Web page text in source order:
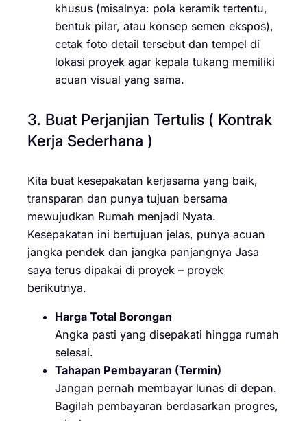
khusus (misalnya: pola keramik tertentu,
bentuk pilar, atau konsep semen ekspos),
cetak foto detail tersebut dan tempel di
lokasi proyek agar kepala tukang memiliki
acuan visual yang sama.
3. Buat Perjanjian Tertulis ( Kontrak
Kerja Sederhana )
Kita buat kesepakatan kerjasama yang baik,
transparan dan punya tujuan bersama
mewujudkan Rumah menjadi Nyata.
Kesepakatan ini bertujuan jelas, punya acuan
jangka pendek dan jangka panjangnya Jasa
saya terus dipakai di proyek – proyek
berikutnya.
Harga Total Borongan
Angka pasti yang disepakati hingga rumah
selesai.
Tahapan Pembayaran (Termin)
Jangan pernah membayar lunas di depan.
Bagilah pembayaran berdasarkan progres,